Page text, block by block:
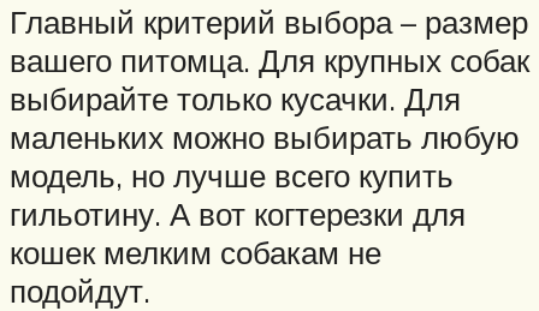
Главный критерий выбора – размер
вашего питомца. Для крупных собак
выбирайте только кусачки. Для
маленьких можно выбирать любую
модель, но лучше всего купить
гильотину. А вот когтерезки для
кошек мелким собакам не
подойдут.